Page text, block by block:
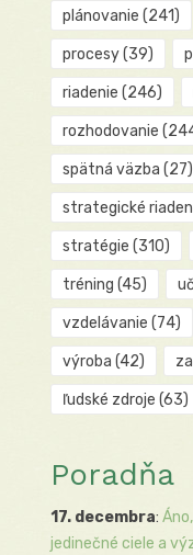
plánovanie (241)
procesy(39)
riadenie (246)
rozhodovanie
spätná väzba (27)
strategické
stratégie (310)
tréning (45)
vzdelávanie (74)
výroba (42)
ľudské zdroje (63)
Poradňa
17. decembra:
jedinečné ciele a